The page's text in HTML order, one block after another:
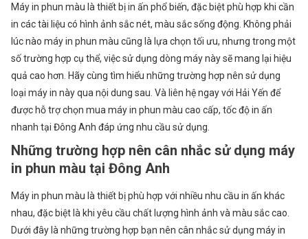
In
Phun
Màu
Cao
Cấp,
Tốc
Độ
In
Ấn
Nhanh
Đông
Anh
Máy in phun màu là thiết bị in ấn phổ biến, đặc biệt phù hợp khi cần
in các tài liệu có hình ảnh sắc nét, màu sắc sống động. Không phải
lúc nào máy in phun màu cũng là lựa chọn tối ưu, nhưng trong một
số trường hợp cụ thể, việc sử dụng dòng máy này sẽ mang lại hiệu
quả cao hơn. Hãy cùng tìm hiểu những trường hợp nên sử dụng
loại máy in này qua nội dung sau. Và liên hệ ngay với Hải Yến để
được hỗ trợ chọn mua máy in phun màu cao cấp, tốc độ in ấn
nhanh tại Đông Anh đáp ứng nhu cầu sử dụng.
Những trường hợp nên cân nhắc sử dụng máy
in phun màu tại Đông Anh
Máy in phun màu là thiết bị phù hợp với nhiều nhu cầu in ấn khác
nhau, đặc biệt là khi yêu cầu chất lượng hình ảnh và màu sắc cao.
Dưới đây là những trường hợp bạn nên cân nhắc sử dụng máy in